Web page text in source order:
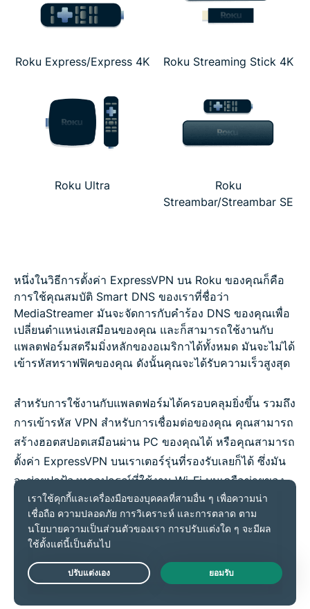
Roku Express/Express 4K Roku Streaming Stick 4K
Roku Ultra
Roku
Streambar/Streambar SE
หนึ่งในวิธีการตั้งค่า ExpressVPN บน Roku ของคุณก็คือ
การใช้คุณสมบัติ Smart DNS ของเราที่ชื่อว่า
MediaStreamer มันจะจัดการกับคำร้อง DNS ของคุณเพื่อ
เปลี่ยนตำแหน่งเสมือนของคุณ และก็สามารถใช้งานกับ
แพลตฟอร์มสตรีมมิ่งหลักของอเมริกาได้ทั้งหมด มันจะไม่ได้
เข้ารหัสทราฟฟิคของคุณ ดังนั้นคุณจะได้รับความเร็วสูงสุด
สำหรับการใช้งานกับแพลตฟอร์มได้ครอบคลุมยิ่งขึ้น รวมถึง
การเข้ารหัส VPN สำหรับการเชื่อมต่อของคุณ คุณสามารถ
สร้างฮอตสปอตเสมือนผ่าน PC ของคุณได้ หรือคุณสามารถ
ตั้งค่า ExpressVPN บนเราเตอร์รุ่นที่รองรับเลยก็ได้ ซึ่งมัน
จะช่วยปกป้องทุกอุปกรณ์ที่ใช้งาน Wi-Fi บนเครือข่ายของ
คุณ ไม่ใช่เฉพาะแค่ Roku
รับ ExpressVPN
Live Chat